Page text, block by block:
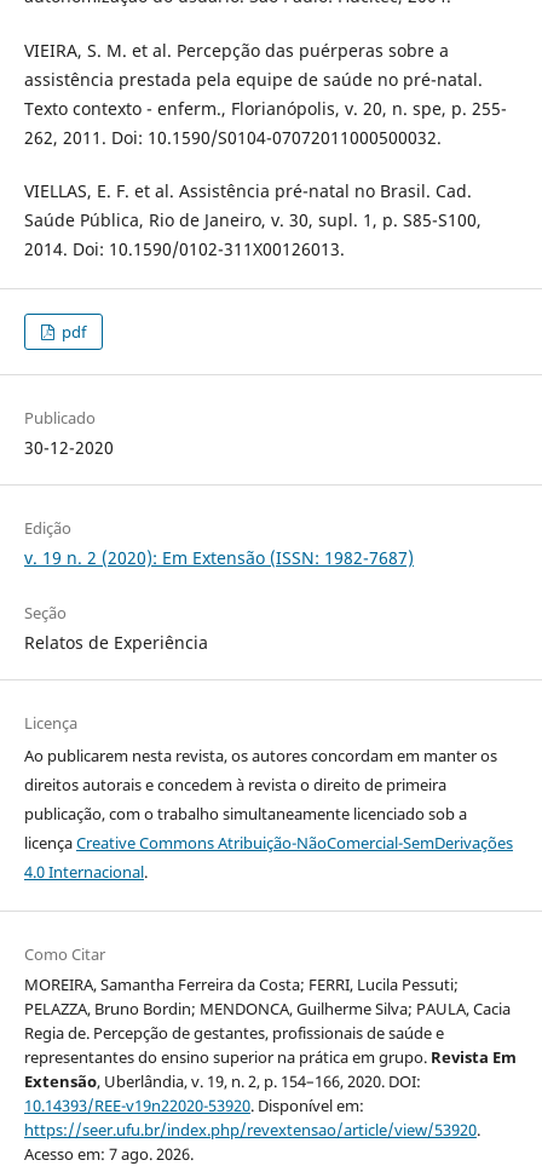
VIEIRA, S. M. et al. Percepção das puérperas sobre a
assistência prestada pela equipe de saúde no pré-natal.
Texto contexto - enferm., Florianópolis, v. 20, n. spe, p. 255-
262, 2011. Doi: 10.1590/S0104-07072011000500032.
VIELLAS, E. F. et al. Assistência pré-natal no Brasil. Cad.
Saúde Pública, Rio de Janeiro, v. 30, supl. 1, p. S85-S100,
2014. Doi: 10.1590/0102-311X00126013.
pdf
Publicado
30-12-2020
Edição
v. 19 n. 2 (2020): Em Extensão (ISSN: 1982-7687)
Seção
Relatos de Experiência
Licença
Ao publicarem nesta revista, os autores concordam em manter os
direitos autorais e concedem à revista o direito de primeira
publicação, com o trabalho simultaneamente licenciado sob a
licençaCreative Commons Atribuição-NãoComercial-SemDerivações
4.0 Internacional.
Como Citar
MOREIRA, Samantha Ferreira da Costa; FERRI, Lucila Pessuti;
PELAZZA, Bruno Bordin; MENDONCA, Guilherme Silva; PAULA, Cacia
Regia de. Percepção de gestantes, profissionais de saúde e
representantes do ensino superior na prática em grupo. Revista Em
Extensão, Uberlândia, v. 19, n. 2, p. 154–166, 2020. DOI:
10.14393/REE-v19n22020-53920. Disponível em:
https://seer.ufu.br/index.php/revextensao/article/view/53920.
Acesso em: 7 ago. 2026.